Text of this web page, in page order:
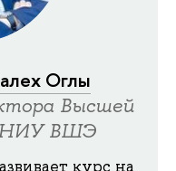
Оглы
Высшей
НИУ ВШЭ